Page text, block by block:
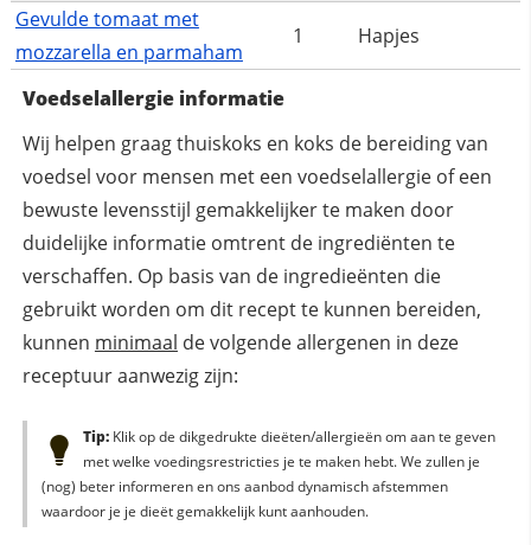
Gevulde tomaat met
mozzarella en parmaham
1 Hapjes
Voedselallergie informatie
Wij helpen graag thuiskoks en koks de bereiding van
voedsel voor mensen met een voedselallergie of een
bewuste levensstijl gemakkelijker te maken door
duidelijke informatie omtrent de ingrediënten te
verschaffen. Op basis van de ingredieënten die
gebruikt worden om dit recept te kunnen bereiden,
kunnen minimaal de volgende allergenen in deze
receptuur aanwezig zijn:
Tip:Klik op de dikgedrukte dieëten/allergieën om aan te geven
met welke voedingsrestricties je te maken hebt. We zullen je
(nog) beter informeren en ons aanbod dynamisch afstemmen
waardoor je je dieët gemakkelijk kunt aanhouden.